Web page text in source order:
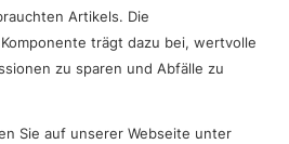
Artikels. Die
trägt dazu bei, wertvolle
zu sparen und Abfälle zu
Sie auf unserer Webseite unter